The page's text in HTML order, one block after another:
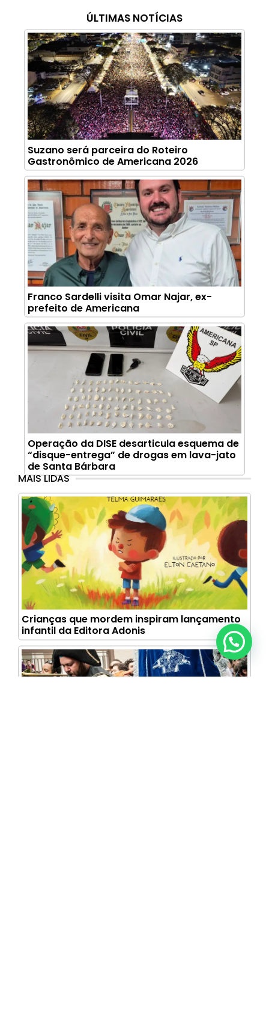
ÚLTIMAS NOTÍCIAS
Suzano será parceira do Roteiro
Gastronômico de Americana 2026
Franco Sardelli visita Omar Najar, ex-
prefeito de Americana
Operação da DISE desarticula esquema de
“disque-entrega” de drogas em lava-jato
de Santa Bárbara
MAIS LIDAS
Crianças que mordem inspiram lançamento
infantil da Editora Adonis
Anunciar ou recomendar matéria